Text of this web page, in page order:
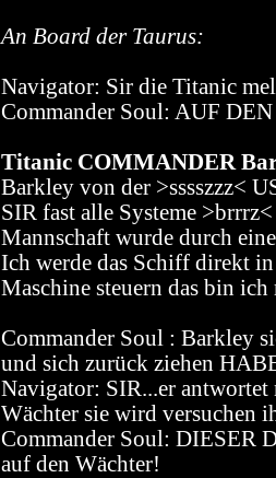
An Board der Taurus:
Navigator: Sir die Titanic
Commander Soul: AUF
Titanic COMMANDER
Barkley von der >sssszzz<
SIR fast alle Systeme
Mannschaft wurde durch
Ich werde das Schiff direkt
Maschine steuern das bin
Commander Soul : Barkley
und sich zurück ziehen
Navigator: SIR...er
Wächter sie wird versuchen
Commander Soul: DIESER
auf den Wächter!